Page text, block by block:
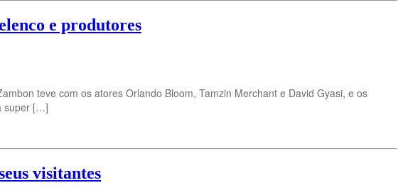
e produtores
teve com os atores Orlando Bloom, Tamzin Merchant e David Gyasi, e os
super […]
visitantes